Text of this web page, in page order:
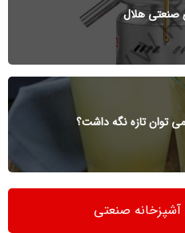
صنعتی هلال
توان تازه نگه داشت؟
آشپزخانه صنعتی